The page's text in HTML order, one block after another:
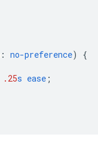
: no-preference)
{
.25s ease ;